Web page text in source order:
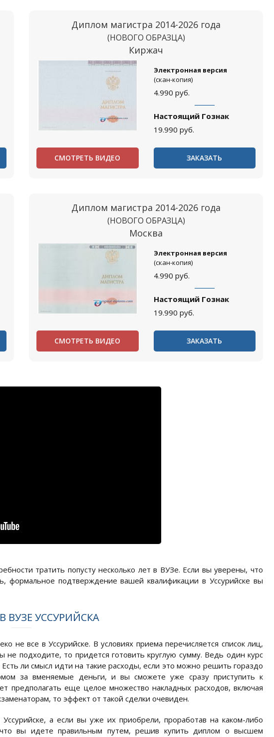
Диплом магистра 2014-2026 года
(НОВОГО ОБРАЗЦА)
Киржач
Электронная версия
(скан-копия)
4.990 руб.
Настоящий Гознак
19.990 руб.
СМОТРЕТЬ ВИДЕО ЗАКАЗАТЬ
Диплом магистра 2014-2026 года
(НОВОГО ОБРАЗЦА)
Москва
Электронная версия
(скан-копия)
4.990 руб.
Настоящий Гознак
19.990 руб.
СМОТРЕТЬ ВИДЕО ЗАКАЗАТЬ
тратить попусту несколько лет в ВУЗе. Если вы уверены, что
формальное подтверждение вашей квалификации в Уссурийске вы
ВУЗЕ УССУРИЙСКА
не все в Уссурийске. В условиях приема перечисляется список лиц,
не подходите, то придется готовить круглую сумму. Ведь один курс
ли смысл идти на такие расходы, если это можно решить гораздо
за вменяемые деньги, и вы сможете уже сразу приступить к
предполагать еще целое множество накладных расходов, включая
то эффект от такой сделки очевиден.
а если вы уже их приобрели, проработав на каком-либо
вы идете правильным путем, решив купить диплом о высшем